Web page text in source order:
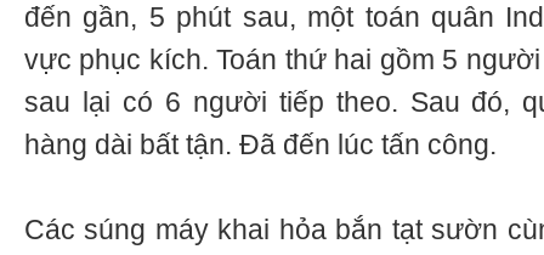
đến gần, 5 phút sau, một toán quân
vực phục kích. Toán thứ hai gồm 5
sau lại có 6 người tiếp theo. Sau đó,
hàng dài bất tận. Đã đến lúc tấn công.
Các súng máy khai hỏa bắn tạt sườn